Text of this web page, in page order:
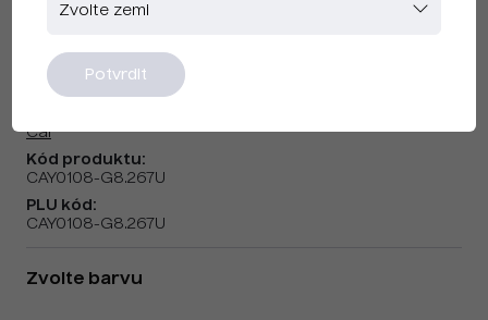
Cai F230404b Purple US
Cai
Kód produktu:
CAY0108-G8.267U
PLU kód:
CAY0108-G8.267U
Zvolte barvu
Potvrdit